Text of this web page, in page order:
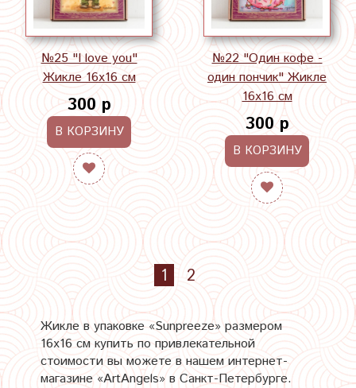
№25 "I love you"
Жикле 16х16 см
300 р
В КОРЗИНУ
№22 "Один кофе -
один пончик" Жикле
16х16 см
300 р
В КОРЗИНУ
1 2
Жикле в упаковке «Sunpreeze» размером
16х16 см купить по привлекательной
стоимости вы можете в нашем интернет-
магазине «ArtAngels» в Санкт-Петербурге.